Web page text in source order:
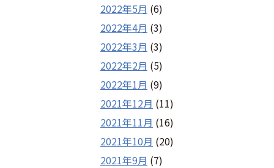
2022年5月 (6)
2022年4月 (3)
2022年3月 (3)
2022年2月 (5)
2022年1月 (9)
2021年12月 (11)
2021年11月 (16)
2021年10月 (20)
2021年9月 (7)